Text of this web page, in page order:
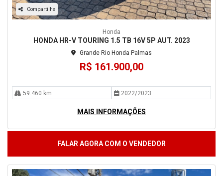
Compartilhe
Honda
HONDA HR-V TOURING 1.5 TB 16V 5P AUT. 2023
Grande Rio Honda Palmas
R$ 161.900,00
59.460 km 2022/2023
MAIS INFORMAÇÕES
FALAR AGORA COM O VENDEDOR